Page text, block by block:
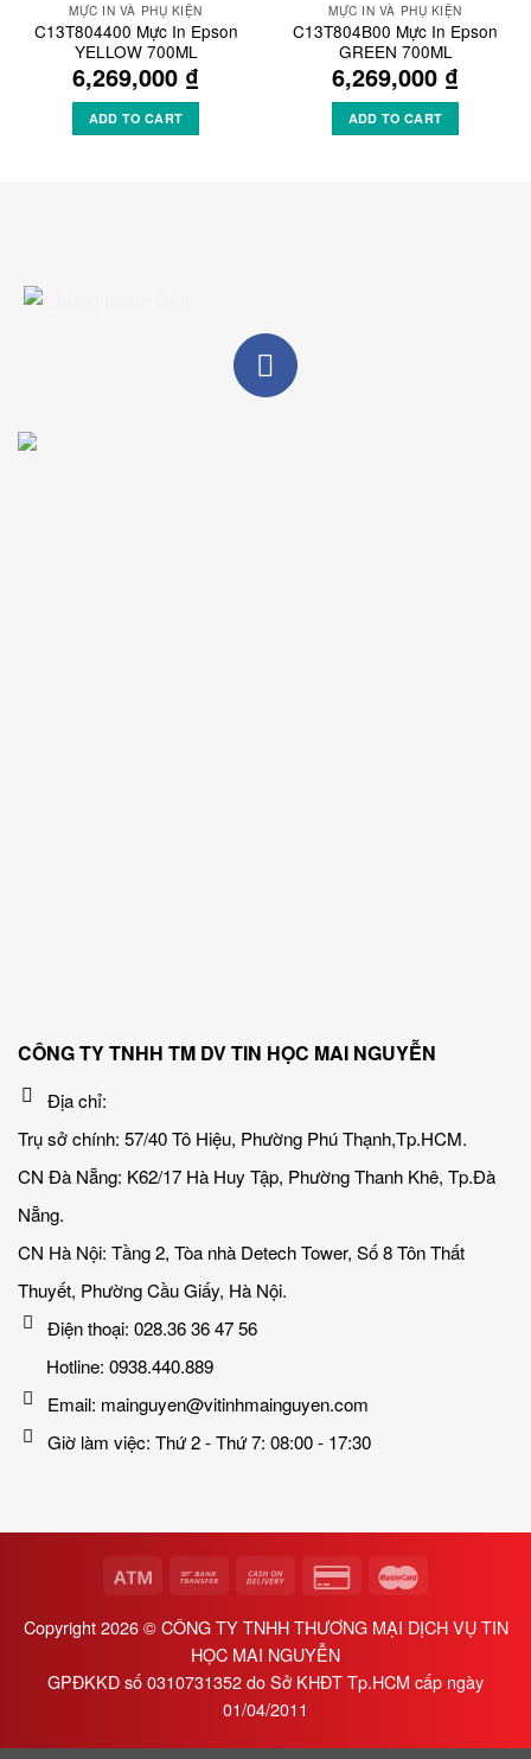
MỰC IN VÀ PHỤ KIỆN
C13T804400 Mực In Epson
YELLOW 700ML
6,269,000 ₫
ADD TO CART
MỰC IN VÀ PHỤ KIỆN
C13T804B00 Mực In Epson
GREEN 700ML
6,269,000 ₫
ADD TO CART
CÔNG TY TNHH TM DV TIN HỌC MAI NGUYỄN
Địa chỉ:
Trụ sở chính: 57/40 Tô Hiệu, Phường Phú Thạnh,Tp.HCM.
CN Đà Nẵng: K62/17 Hà Huy Tập, Phường Thanh Khê, Tp.Đà
Nẵng.
CN Hà Nội: Tầng 2, Tòa nhà Detech Tower, Số 8 Tôn Thất
Thuyết, Phường Cầu Giấy, Hà Nội.
Điện thoại: 028.36 36 47 56
Hotline: 0938.440.889
Email: mainguyen@vitinhmainguyen.com
Giờ làm việc: Thứ 2 - Thứ 7: 08:00 - 17:30
Copyright 2026 ©CÔNG TY TNHH THƯƠNG MẠI DỊCH VỤ TIN
HỌC MAI NGUYỄN
GPĐKKD số 0310731352 do Sở KHĐT Tp.HCM cấp ngày
01/04/2011